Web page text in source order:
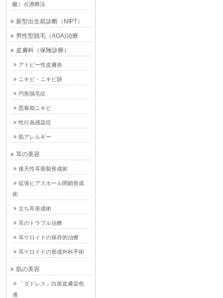
酸）点滴療法
新型出生前診断（NIPT）
男性型脱毛（AGA)治療
皮膚科（保険診療）
アトピー性皮膚炎
ニキビ・ニキビ跡
円形脱毛症
思春期ニキビ
性行為感染症
肌アレルギー
耳の美容
後天性耳垂裂形成術
拡張ピアスホール閉鎖形成
術
立ち耳形成術
耳のトラブル治療
耳ケロイドの保存的治療
耳ケロイドの形成外科手術
肌の美容
「ダドレス」白斑皮膚染色
液